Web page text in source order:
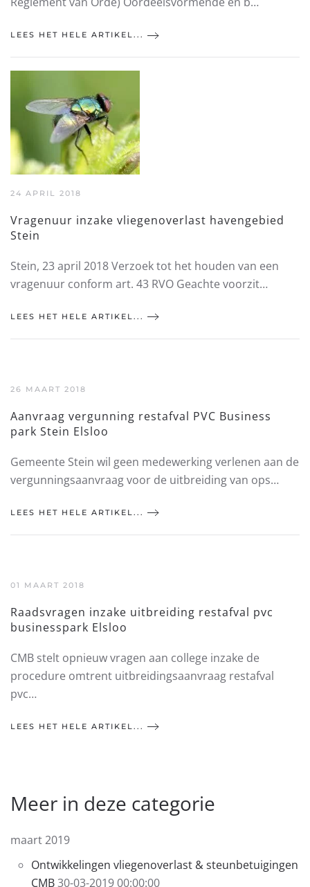
LEES HET HELE ARTIKEL...
24 APRIL 2018
Vragenuur inzake vliegenoverlast havengebied
Stein
Stein, 23 april 2018 Verzoek tot het houden van een
vragenuur conform art. 43 RVO Geachte voorzit…
LEES HET HELE ARTIKEL...
26 MAART 2018
Aanvraag vergunning restafval PVC Business
park Stein Elsloo
Gemeente Stein wil geen medewerking verlenen aan de
vergunningsaanvraag voor de uitbreiding van ops…
LEES HET HELE ARTIKEL...
01 MAART 2018
Raadsvragen inzake uitbreiding restafval pvc
businesspark Elsloo
CMB stelt opnieuw vragen aan college inzake de
procedure omtrent uitbreidingsaanvraag restafval
pvc…
LEES HET HELE ARTIKEL...
Meer in deze categorie
maart 2019
Ontwikkelingen vliegenoverlast & steunbetuigingen
CMB30-03-2019 00:00:00